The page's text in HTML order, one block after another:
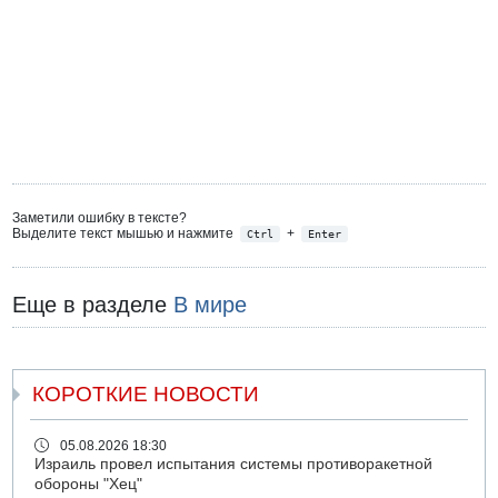
Заметили ошибку в тексте?
Выделите текст мышью и нажмите
Ctrl + Enter
Еще в разделе В мире
КОРОТКИЕ НОВОСТИ
05.08.2026 18:30
Израиль провел испытания системы противоракетной
обороны "Хец"